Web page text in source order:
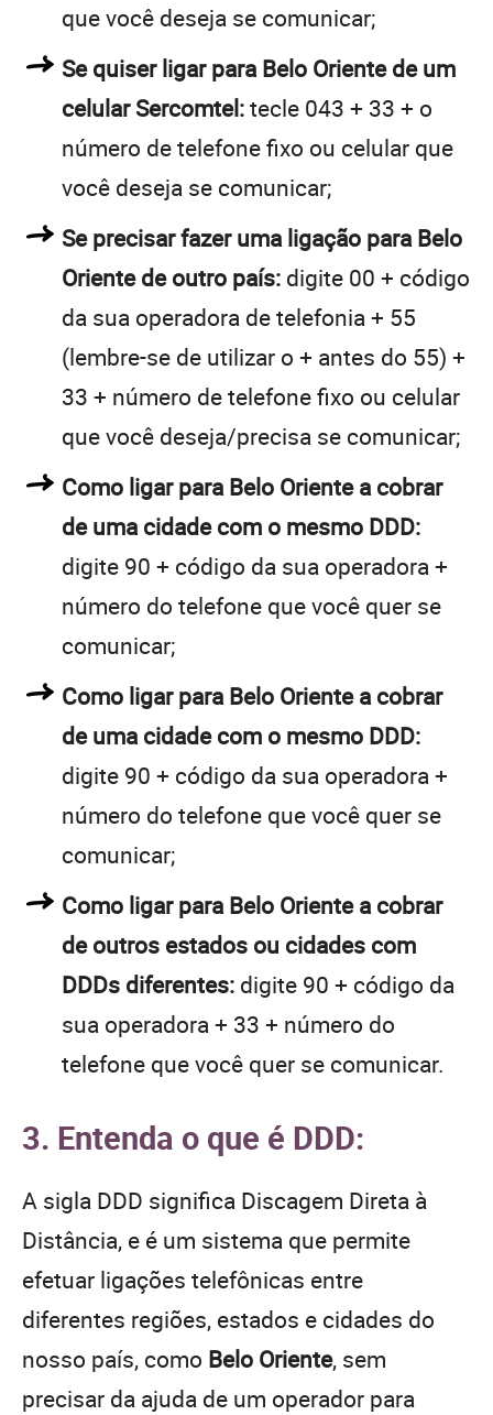
que você deseja se comunicar;
Se quiser ligar para Belo Oriente de um
celular Sercomtel:tecle 043 + 33 + o
número de telefone fixo ou celular que
você deseja se comunicar;
Se precisar fazer uma ligação para Belo
Oriente de outro país: digite 00 + código
da sua operadora de telefonia + 55
(lembre-se de utilizar o + antes do 55) +
33 + número de telefone fixo ou celular
que você deseja/precisa se comunicar;
Como ligar para Belo Oriente a cobrar
de uma cidade com o mesmo DDD:
digite 90 + código da sua operadora +
número do telefone que você quer se
comunicar;
Como ligar para Belo Oriente a cobrar
de uma cidade com o mesmo DDD:
digite 90 + código da sua operadora +
número do telefone que você quer se
comunicar;
Como ligar para Belo Oriente a cobrar
de outros estados ou cidades com
DDDs diferentes: digite 90 + código da
sua operadora + 33 + número do
telefone que você quer se comunicar.
3. Entenda o que é DDD:
A sigla DDD significa Discagem Direta à
Distância, e é um sistema que permite
efetuar ligações telefônicas entre
diferentes regiões, estados e cidades do
nosso país, como Belo Oriente, sem
precisar da ajuda de um operador para